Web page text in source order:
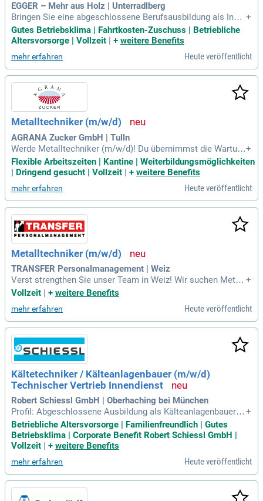
EGGER – Mehr aus Holz | Unterradlberg
Bringen Sie eine abgeschlossene Berufsausbildung als Indu
striemechaniker oder Schlosser sowie fünf Jahre Erfahrung
in der Instandhaltung von Produktionsanlagen oder im Anla
es Team!
+
Gutes Betriebsklima | Fahrtkosten-Zuschuss | Betriebliche
Altersvorsorge | Vollzeit
+ weitere Benefits
mehr erfahren Heute veröffentlicht
Metalltechniker (m/w/d)
AGRANA Zucker GmbH | Tulln
Werde Metalltechniker (m/w/d)! Du übernimmst die Wartun
g und Instandhaltung von Maschinen, bearbeitest Metall und
Gusseisen, führst Schweißarbeiten durch und gestaltest spa
nnende technische Projekte. Bewirb dich jetzt und bring dein
Talent ein!
+
Flexible Arbeitszeiten | Kantine | Weiterbildungsmöglichkeiten
| Dringend gesucht | Vollzeit | + weitere Benefits
mehr erfahren Heute veröffentlicht
Metalltechniker (m/w/d)
TRANSFER Personalmanagement | Weiz
Verst strengthen Sie unser Team in Weiz! Wir suchen Metall
techniker (m/w/d) für Fertigung, Montage und Instandhaltun
Elektro) sind von Vorteil. Bewerben Sie sich jetzt und gestal
ten Sie mit uns die Zukunft!
+
Vollzeit | + weitere Benefits
mehr erfahren Heute veröffentlicht
Kältetechniker / Kälteanlagenbauer (m/w/d)
Technischer Vertrieb Innendienst
Robert Schiessl GmbH | Oberhaching bei München
Profil: Abgeschlossene Ausbildung als Kälteanlagenbauer /-
meister oder staatlich geprüfter Techniker; Alternativ gleich
wertige Ausbildung im Bereich Mechatronik oder Sanitär-, H
eizungs- und Klimatechnik; Berufserfahrung in der Kältetech
+
Betriebliche Altersvorsorge | Familienfreundlich | Gutes
Betriebsklima | Corporate Benefit Robert Schiessl GmbH |
Vollzeit
+ weitere Benefits
mehr erfahren Heute veröffentlicht